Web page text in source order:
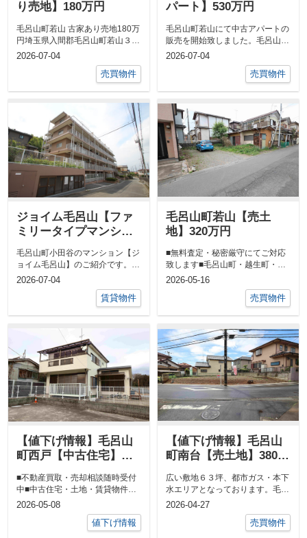
り売地】180万円
毛呂山町若山 古家あり売地180万
円埼玉県入間郡毛呂山町若山３丁
目東武越生線「武州長瀬」駅 ...
2026-07-04
売買物件
パート】530万円
毛呂山町若山にて中古アパートの
販売を開始致しました。毛呂山町
若山 売アパート530万円埼玉県入
2026-07-04
売買物件
ジョイム毛呂山【ファ
ミリータイプマンショ
毛呂山町小田谷のマンション【ジ
ョイム毛呂山】のご紹介です。ゆ
とりの３DK、内装リフォーム済
2026-07-04
賃貸物件
毛呂山町若山【売土
地】320万円
■無料査定・秘密厳守にてご対応
致します■毛呂山町・越生町・坂
戸市西坂戸であれば即日簡易査定
2026-05-16
売買物件
【値下げ情報】毛呂山
町西戸【中古住宅】
■不動産買取・売却相談随時受付
中■中古住宅・土地・賃貸物件
（アパート・マンション）など種
2026-05-08
値下げ情報
【値下げ情報】毛呂山
町南台【売土地】380万
広い敷地６３坪、都市ガス・本下
水エリアとなっております。毛呂
山町南台 土地380万円２０％近
2026-04-27
売買物件